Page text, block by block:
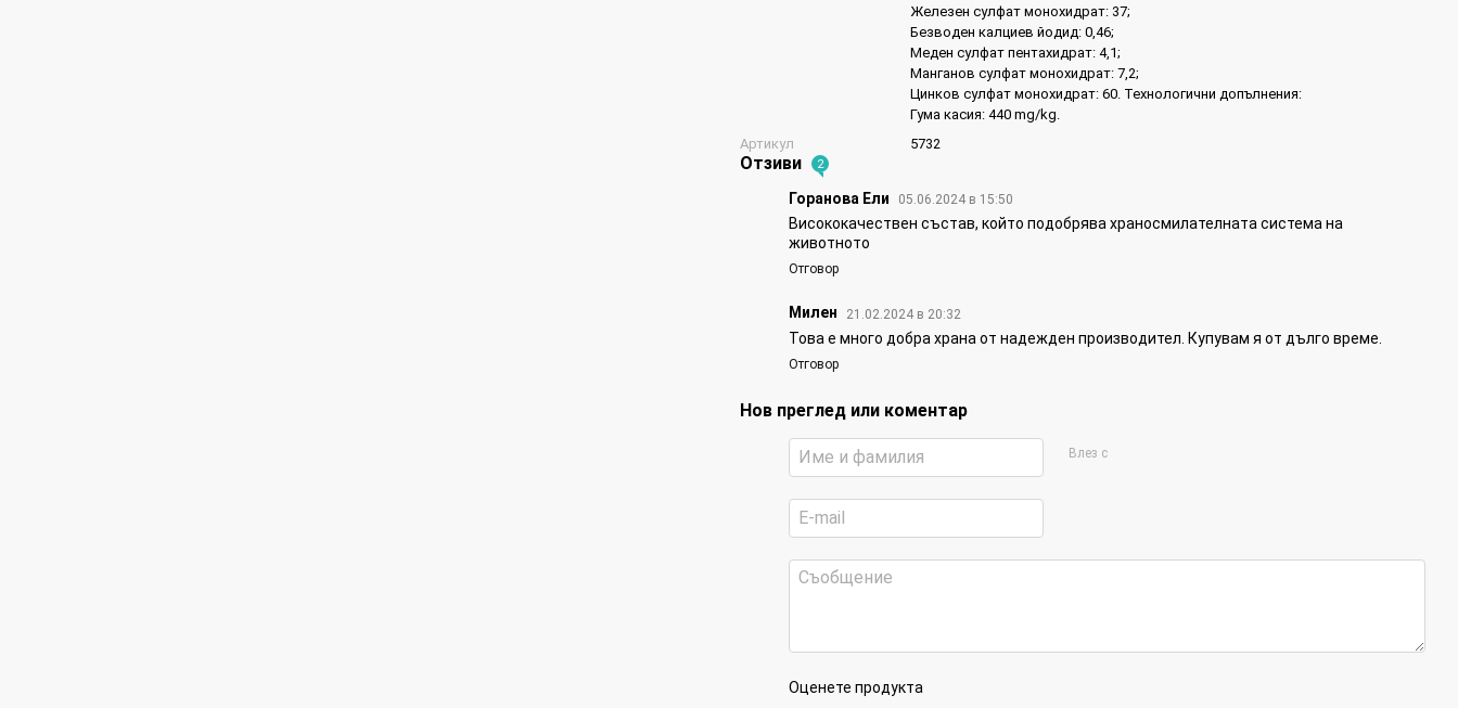
Железен сулфат монохидрат: 37;
Безводен калциев йодид: 0,46;
Меден сулфат пентахидрат: 4,1;
Манганов сулфат монохидрат: 7,2;
Цинков сулфат монохидрат: 60. Технологични допълнения:
Гума касия: 440 mg/kg.
Артикул
5732
Отзиви 2
Горанова Ели 05.06.2024 в 15:50
Висококачествен състав, който подобрява храносмилателната система на
животното
Отговор
Милен 21.02.2024 в 20:32
Това е много добра храна от надежден производител. Купувам я от дълго време.
Отговор
Нов преглед или коментар
Влез с
Оценете продукта